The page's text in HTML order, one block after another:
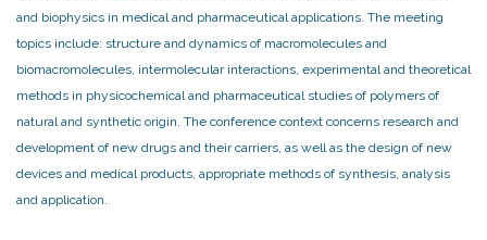
and biophysics in medical and pharmaceutical applications. The meeting
topics include: structure and dynamics of macromolecules and
biomacromolecules, intermolecular interactions, experimental and theoretical
methods in physicochemical and pharmaceutical studies of polymers of
natural and synthetic origin. The conference context concerns research and
development of new drugs and their carriers, as well as the design of new
devices and medical products, appropriate methods of synthesis, analysis
and application.